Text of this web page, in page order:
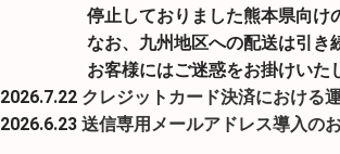
停止しておりました熊本県向けの出
なお、九州地区への配送は引き続き
お客様にはご迷惑をお掛けいたしま
2026.7.22 クレジットカード決済における
2026.6.23送信専用メールアドレス導入の